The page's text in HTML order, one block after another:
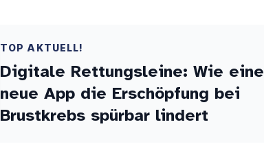
TOP AKTUELL!
Digitale Rettungsleine: Wie eine
neue App die Erschöpfung bei
Brustkrebs spürbar lindert